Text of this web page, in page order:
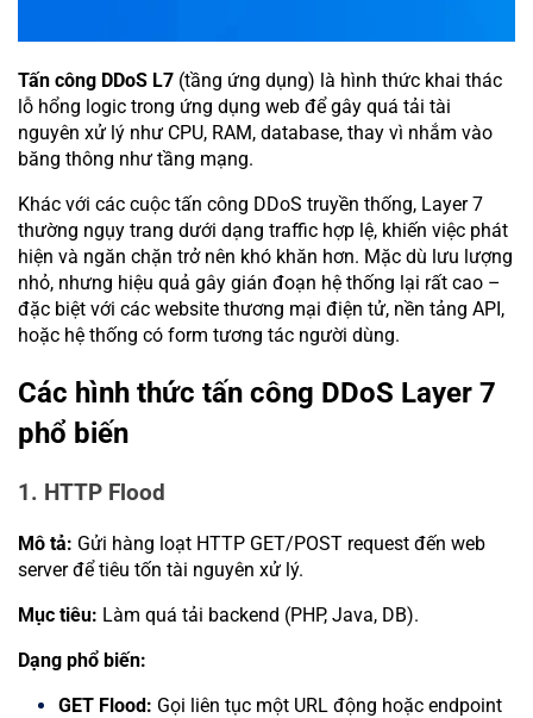
Tấn công DDoS L7 (tầng ứng dụng) là hình thức khai thác
lỗ hổng logic trong ứng dụng web để gây quá tải tài
nguyên xử lý như CPU, RAM, database, thay vì nhắm vào
băng thông như tầng mạng.
Khác với các cuộc tấn công DDoS truyền thống, Layer 7
thường ngụy trang dưới dạng traffic hợp lệ, khiến việc phát
hiện và ngăn chặn trở nên khó khăn hơn. Mặc dù lưu lượng
nhỏ, nhưng hiệu quả gây gián đoạn hệ thống lại rất cao –
đặc biệt với các website thương mại điện tử, nền tảng API,
hoặc hệ thống có form tương tác người dùng.
Các hình thức tấn công DDoS Layer 7
phổ biến
1. HTTP Flood
Mô tả: Gửi hàng loạt HTTP GET/POST request đến web
server để tiêu tốn tài nguyên xử lý.
Mục tiêu: Làm quá tải backend (PHP, Java, DB).
Dạng phổ biến:
GET Flood: Gọi liên tục một URL động hoặc endpoint